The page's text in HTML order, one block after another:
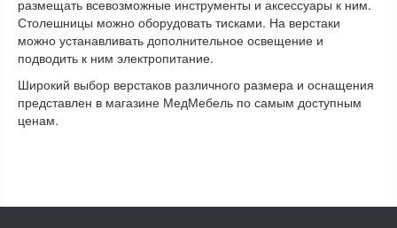
размещать всевозможные инструменты и аксессуары к ним.
Столешницы можно оборудовать тисками. На верстаки
можно устанавливать дополнительное освещение и
подводить к ним электропитание.
Широкий выбор верстаков различного размера и оснащения
представлен в магазине МедМебель по самым доступным
ценам.